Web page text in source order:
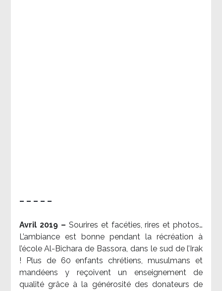
– – – – –
Avril 2019 – Sourires et facéties, rires et photos…
L’ambiance est bonne pendant la récréation à
l’école Al-Bichara de Bassora, dans le sud de l’Irak
! Plus de 60 enfants chrétiens, musulmans et
mandéens y reçoivent un enseignement de
qualité grâce à la générosité des donateurs de